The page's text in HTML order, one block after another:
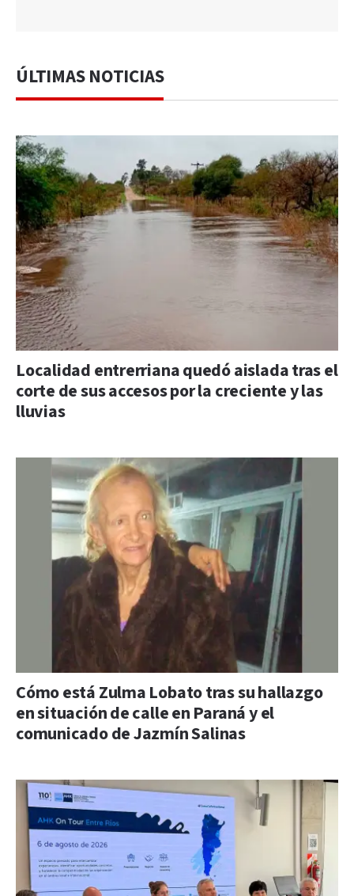
ÚLTIMAS NOTICIAS
Localidad entrerriana quedó aislada tras el
corte de sus accesos por la creciente y las
lluvias
Cómo está Zulma Lobato tras su hallazgo
en situación de calle en Paraná y el
comunicado de Jazmín Salinas